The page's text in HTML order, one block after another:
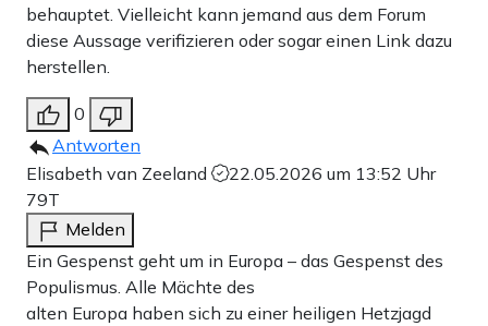
behauptet. Vielleicht kann jemand aus dem Forum
diese Aussage verifizieren oder sogar einen Link dazu
herstellen.
0
Antworten
Elisabeth van Zeeland
22.05.2026 um 13:52 Uhr
79T
Melden
Ein Gespenst geht um in Europa – das Gespenst des
Populismus. Alle Mächte des
alten Europa haben sich zu einer heiligen Hetzjagd